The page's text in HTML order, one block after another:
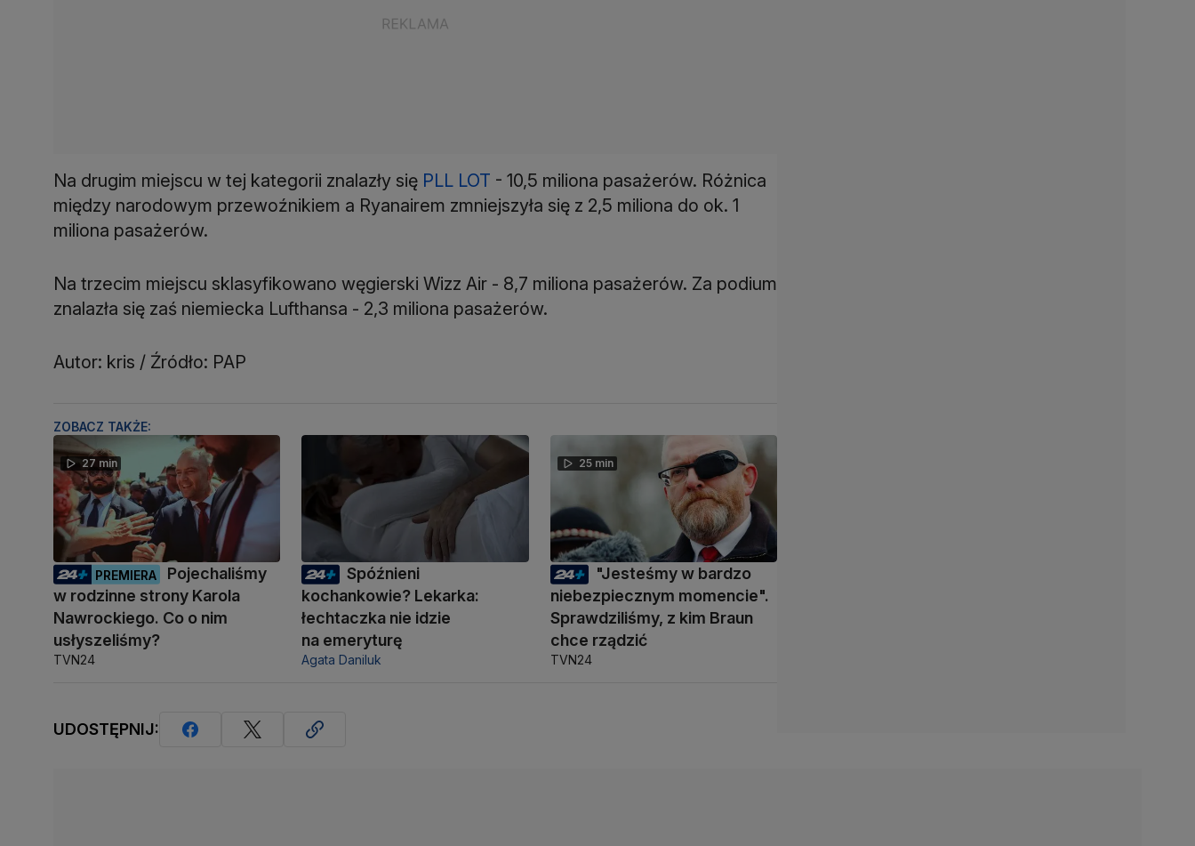
Na drugim miejscu w tej kategorii znalazły się PLL LOT - 10,5 miliona pasażerów. Różnica
między narodowym przewoźnikiem a Ryanairem zmniejszyła się z 2,5 miliona do ok. 1
miliona pasażerów.
Na trzecim miejscu sklasyfikowano węgierski Wizz Air - 8,7 miliona pasażerów. Za podium
znalazła się zaś niemiecka Lufthansa - 2,3 miliona pasażerów.
Autor: kris / Źródło: PAP
ZOBACZ TAKŻE:
27 min
PREMIERA
Pojechaliśmy
w rodzinne strony Karola
Nawrockiego. Co o nim
usłyszeliśmy?
TVN24
Spóźnieni
kochankowie? Lekarka:
łechtaczka nie idzie
na emeryturę
Agata Daniluk
25 min
"Jesteśmy w bardzo
niebezpiecznym momencie".
Sprawdziliśmy, z kim Braun
chce rządzić
TVN24
UDOSTĘPNIJ: